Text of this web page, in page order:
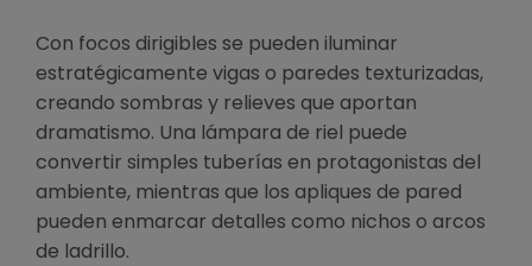
Con focos dirigibles se pueden iluminar
estratégicamente vigas o paredes texturizadas,
creando sombras y relieves que aportan
dramatismo. Una lámpara de riel puede
convertir simples tuberías en protagonistas del
ambiente, mientras que los apliques de pared
pueden enmarcar detalles como nichos o arcos
de ladrillo.